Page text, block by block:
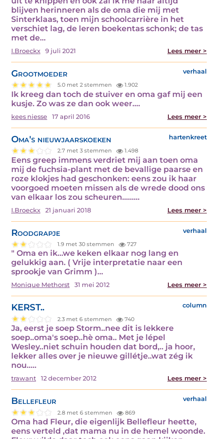
blijven herinneren als de oma die mij met
Sinterklaas, toen mijn schoolcarrière in het
verschiet lag, de leren boekentas schonk; de tas
met de…
I.Broeckx 9 juli 2021 Lees meer >
Grootmoeder verhaal
5.0 met 2 stemmen 1.902
Ik kreeg dan toch de stuiver en oma gaf mij een
kusje. Zo was ze dan ook weer.…
kees niesse 17 april 2016 Lees meer >
Oma's nieuwjaarskoeken hartenkreet
2.7 met 3 stemmen 1.498
Eens greep immens verdriet mij aan toen oma
mij de fuchsia-plant met de bevallige paarse en
roze klokjes had geschonken: eens zou ik haar
voorgoed moeten missen als de wrede dood ons
van elkaar los zou scheuren......…
I.Broeckx 21 januari 2018 Lees meer >
Roodgrapje verhaal
1.9 met 30 stemmen 727
" Oma en ik...we keken elkaar nog lang en
gelukkig aan. ( Vrije interpretatie naar een
sprookje van Grimm )…
Monique Methorst 31 mei 2012 Lees meer >
KERST.. column
2.3 met 6 stemmen 740
Ja, eerst je soep Storm..nee dit is lekkere
soep..oma's soep..hè oma.. Met je lépel
Wesley..niet schuin houden dat bord,.. ja hoor,
lekker alles over je nieuwe gillétje..wat zég ik
nou..…
trawant 12 december 2012 Lees meer >
Bellefleur verhaal
2.8 met 6 stemmen 869
Oma had Fleur, die eigenlijk Bellefleur heette,
eens verteld ,dat mama nu in de hemel woonde.